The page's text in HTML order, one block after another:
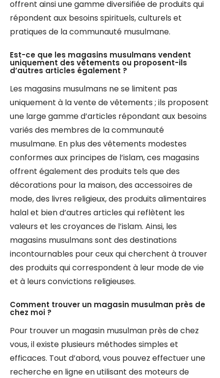
offrent ainsi une gamme diversifiée de produits qui
répondent aux besoins spirituels, culturels et
pratiques de la communauté musulmane.
Est-ce que les magasins musulmans vendent
uniquement des vêtements ou proposent-ils
d’autres articles également ?
Les magasins musulmans ne se limitent pas
uniquement à la vente de vêtements ; ils proposent
une large gamme d’articles répondant aux besoins
variés des membres de la communauté
musulmane. En plus des vêtements modestes
conformes aux principes de l’islam, ces magasins
offrent également des produits tels que des
décorations pour la maison, des accessoires de
mode, des livres religieux, des produits alimentaires
halal et bien d’autres articles qui reflètent les
valeurs et les croyances de l’islam. Ainsi, les
magasins musulmans sont des destinations
incontournables pour ceux qui cherchent à trouver
des produits qui correspondent à leur mode de vie
et à leurs convictions religieuses.
Comment trouver un magasin musulman près de
chez moi ?
Pour trouver un magasin musulman près de chez
vous, il existe plusieurs méthodes simples et
efficaces. Tout d’abord, vous pouvez effectuer une
recherche en ligne en utilisant des moteurs de